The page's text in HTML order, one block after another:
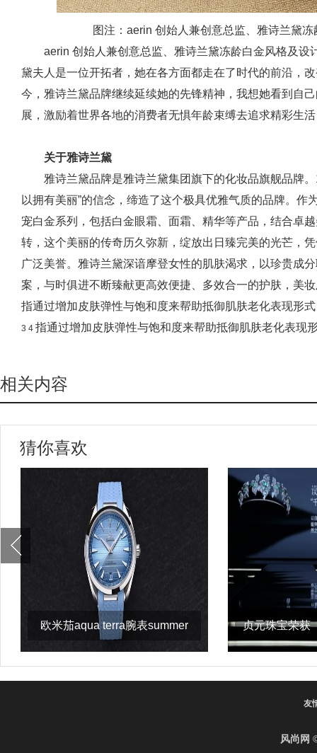
图注：aerin 创始人兼创意总监、雅诗兰黛
aerin 创始人兼创意总监、雅诗兰黛冻龄白金风格及
黛夫人是一位开拓者，她在各方面都走在了时代的前沿，
今，雅诗兰黛品牌继续延续她的先锋精神，我想她看到自
展，激励着世界各地的消费者无惧年龄束缚去追求精彩生
关于雅诗兰黛
雅诗兰黛品牌是雅诗兰黛集团旗下的化妆品旗舰品牌
以拥有美丽”的信念，缔造了这个极具优雅气质的品牌。
宠白金系列，包括白金眼霜、面霜、精华等产品，结合卓
转，这个美丽的传奇历久弥新，绽放出日臻完美的光芒，
广泛美誉。雅诗兰黛深谙摩登女性的肌肤渴求，以珍贵成
案，与时俱进不断臻献更高效便捷、多效合一的护肤，美
指通过增加皮肤弹性与饱和度来帮助抵御肌肤老化表现形
3 4 指通过增加皮肤弹性与饱和度来帮助抵御肌肤老化表现
相关内容
猜你喜欢
欧米茄aqua terra腕表summer
blue款 最
贞元珠宝荣获
设计
友
风尚网